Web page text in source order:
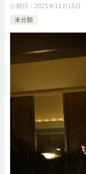
公開日： 2021年11月15日
未分類